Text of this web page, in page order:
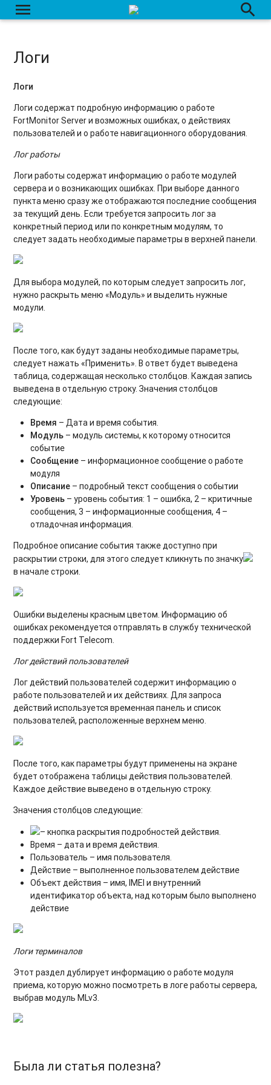
menu
Просмотр по блокировке/разблокировке объектов за
неуплату
счете
Оповещения
Сведения о сервере
Подключенные пользователи
Ретрансляции
search
Логи
Логи
Логи содержат подробную информацию о работе
FortMonitor Server и возможных ошибках, о действиях
пользователей и о работе навигационного оборудования.
Лог работы
Логи работы содержат информацию о работе модулей
сервера и о возникающих ошибках. При выборе данного
пункта меню сразу же отображаются последние сообщения
за текущий день. Если требуется запросить лог за
конкретный период или по конкретным модулям, то
следует задать необходимые параметры в верхней панели.
Для выбора модулей, по которым следует запросить лог,
нужно раскрыть меню «Модуль» и выделить нужные
модули.
После того, как будут заданы необходимые параметры,
следует нажать «Применить». В ответ будет выведена
таблица, содержащая несколько столбцов. Каждая запись
выведена в отдельную строку. Значения столбцов
следующие:
Время – Дата и время события.
Модуль – модуль системы, к которому относится
событие
Сообщение – информационное сообщение о работе
модуля
Описание – подробный текст сообщения о событии
Уровень – уровень события: 1 – ошибка, 2 – критичные
сообщения, 3 – информационные сообщения, 4 –
отладочная информация.
Подробное описание события также доступно при
раскрытии строки, для этого следует кликнуть по значку
в начале строки.
Ошибки выделены красным цветом. Информацию об
ошибках рекомендуется отправлять в службу технической
поддержки Fort Telecom.
Лог действий пользователей
Лог действий пользователей содержит информацию о
работе пользователей и их действиях. Для запроса
действий используется временная панель и список
пользователей, расположенные верхнем меню.
После того, как параметры будут применены на экране
будет отображена таблицы действия пользователей.
Каждое действие выведено в отдельную строку.
Значения столбцов следующие:
– кнопка раскрытия подробностей действия.
Время – дата и время действия.
Пользователь – имя пользователя.
Действие – выполненное пользователем действие
Объект действия – имя, IMEI и внутренний
идентификатор объекта, над которым было выполнено
действие
Логи терминалов
Этот раздел дублирует информацию о работе модуля
приема, которую можно посмотреть в логе работы сервера,
выбрав модуль MLv3.
Была ли статья полезна?